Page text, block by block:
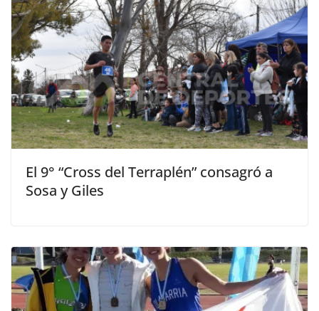
El 9° “Cross del Terraplén” consagró a
Sosa y Giles